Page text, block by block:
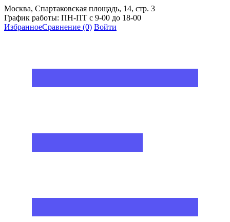
Москва, Спартаковская площадь, 14, стр. 3
График работы: ПН-ПТ с 9-00 до 18-00
ИзбранноеСравнение (0) Войти